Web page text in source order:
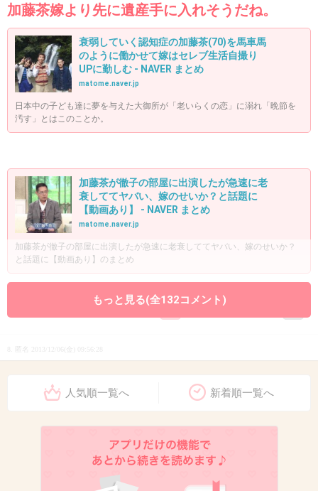
加藤茶嫁より先に遺産手に入れそうだね。
衰弱していく認知症の加藤茶(70)を馬車馬
のように働かせて嫁はセレブ生活自撮り
UPに勤しむ - NAVER まとめ
matome.naver.jp
日本中の子ども達に夢を与えた大御所が「老いらくの恋」に溺れ「晩節を
汚す」とはこのことか。
加藤茶が徹子の部屋に出演したが急速に老
衰しててヤバい、嫁のせいか？と話題に
【動画あり】 - NAVER まとめ
matome.naver.jp
加藤茶が徹子の部屋に出演したが急速に老衰しててヤバい、嫁のせいか？
と話題に【動画あり】のまとめ
2013/12/06(金) 09:56:28
正直、そんな爺さんに触れられたくない。
もっと見る(全132コメント)
人気順一覧へ 新着順一覧へ